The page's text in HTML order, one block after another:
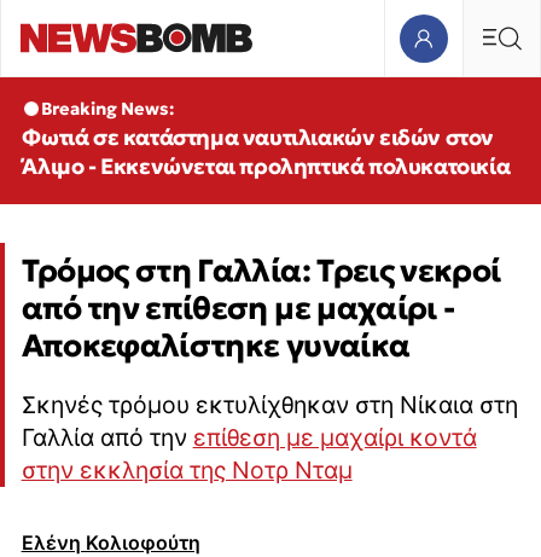
Breaking News:
Φωτιά σε κατάστημα ναυτιλιακών ειδών στον
Άλιμο - Εκκενώνεται προληπτικά πολυκατοικία
Τρόμος στη Γαλλία: Τρεις νεκροί
από την επίθεση με μαχαίρι -
Αποκεφαλίστηκε γυναίκα
Σκηνές τρόμου εκτυλίχθηκαν στη Νίκαια στη
Γαλλία από την επίθεση με μαχαίρι κοντά
στην εκκλησία της Νοτρ Νταμ
Ελένη Κολιοφούτη